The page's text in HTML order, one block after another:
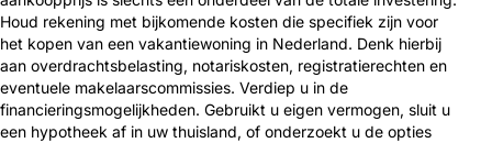
Houd rekening met bijkomende kosten die specifiek zijn voor
het kopen van een vakantiewoning in Nederland. Denk hierbij
aan overdrachtsbelasting, notariskosten, registratierechten en
eventuele makelaarscommissies. Verdiep u in de
financieringsmogelijkheden. Gebruikt u eigen vermogen, sluit u
een hypotheek af in uw thuisland, of onderzoekt u de opties